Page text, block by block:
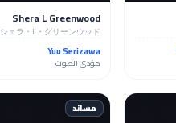
Shera L Greenwood
シェラ・L・グリーンウッド
Yuu Serizawa
مؤدي الصوت
مساند